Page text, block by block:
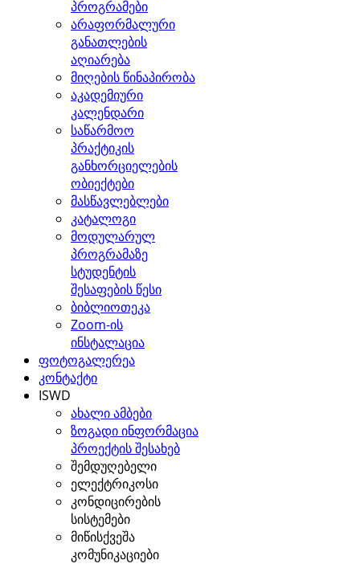
პროგრამები
არაფორმალური
განათლების
აღიარება
მიღების წინაპირობა
აკადემიური
კალენდარი
საწარმოო
პრაქტიკის
განხორციელების
ობიექტები
მასწავლებლები
კატალოგი
მოდულარულ
პროგრამაზე
სტუდენტის
შესაფების წესი
ბიბლიოთეკა
Zoom-ის
ინსტალაცია
ფოტოგალერეა
კონტაქტი
ISWD
ახალი ამბები
ზოგადი ინფორმაცია
პროექტის შესახებ
შემდუღებელი
ელექტრიკოსი
კონდიცირების
სისტემები
მიწისქვეშა
კომუნიკაციები